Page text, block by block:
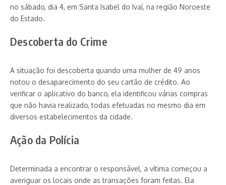
no sábado, dia 4, em Santa Isabel do Ivaí, na região Noroeste
do Estado.
Descoberta do Crime
A situação foi descoberta quando uma mulher de 49 anos
notou o desaparecimento do seu cartão de crédito. Ao
verificar o aplicativo do banco, ela identificou várias compras
que não havia realizado, todas efetuadas no mesmo dia em
diversos estabelecimentos da cidade.
Ação da Polícia
Determinada a encontrar o responsável, a vítima começou a
averiguar os locais onde as transações foram feitas. Ela